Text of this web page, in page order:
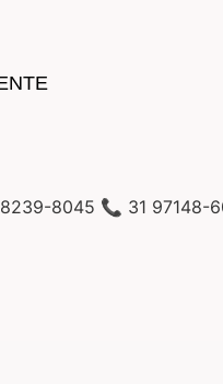
8045 📞 31 97148-